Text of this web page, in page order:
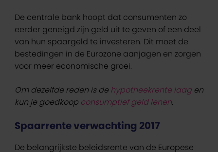
De centrale bank hoopt dat consumenten zo
eerder geneigd zijn geld uit te geven of een deel
van hun spaargeld te investeren. Dit moet de
bestedingen in de Eurozone aanjagen en zorgen
voor meer economische groei.
Om dezelfde reden is dehypotheekrente laag en
kun je goedkoop consumptief geld lenen.
Spaarrente verwachting 2017
De belangrijkste beleidsrente van de Europese